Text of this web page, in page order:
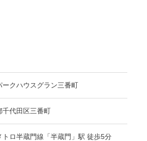
ークハウスグラン三番町
千代田区三番町
トロ半蔵門線「半蔵門」駅 徒歩5分